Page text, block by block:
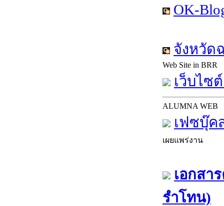
OK-
จังหวัด
Web Site in BRR
เว็บไซ
ALUMNA WEB
เฟซบุ๊ค
เผยแพร่งาน
เอกสา
รำโทน)